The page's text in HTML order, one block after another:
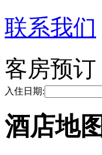
联系我们
客房预订
入住日期:
酒店地图